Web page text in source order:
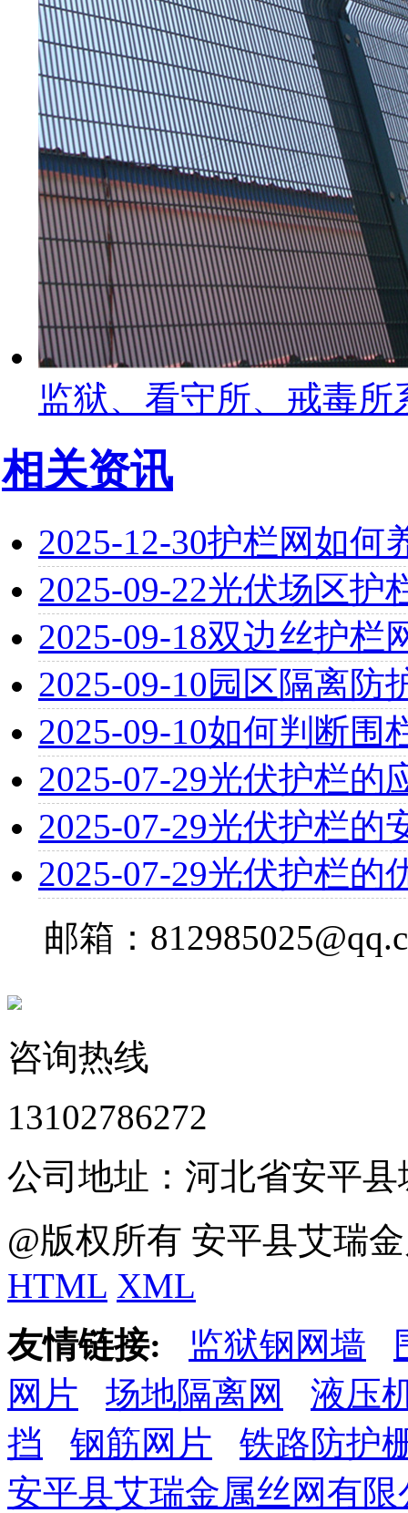
监狱、看守所、戒毒所
相关资讯
2025-12-30护栏网如何
2025-09-22光伏场区护
2025-09-18双边丝护栏
2025-09-10园区隔离防
2025-09-10如何判断围
2025-07-29光伏护栏的
2025-07-29光伏护栏的
2025-07-29光伏护栏的
邮箱：
咨询热线
13102786272
公司地址：河北省安平
@版权所有 安平县艾瑞
HTML XML
友情链接:
监狱钢网墙
网片
场地隔离网
液压
挡
钢筋网片
铁路防护
安平县艾瑞金属丝网有限